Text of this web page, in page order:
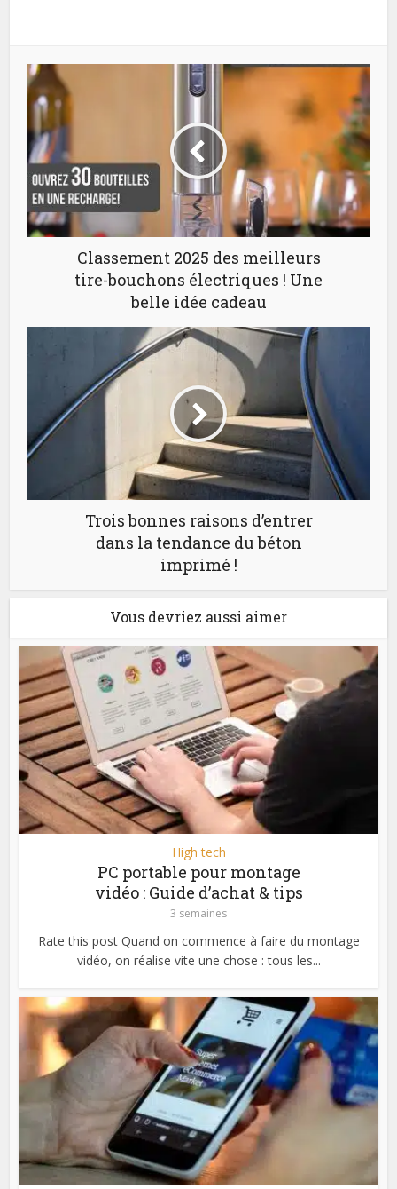
Classement 2025 des meilleurs
tire-bouchons électriques ! Une
belle idée cadeau
Trois bonnes raisons d’entrer
dans la tendance du béton
imprimé !
Vous devriez aussi aimer
High tech
PC portable pour montage
vidéo : Guide d’achat & tips
3 semaines
Rate this post Quand on commence à faire du montage
vidéo, on réalise vite une chose : tous les...